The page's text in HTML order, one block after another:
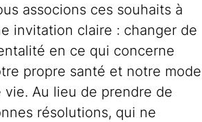
associons ces souhaits à
invitation claire : changer de
en ce qui concerne
propre santé et notre mode
vie. Au lieu de prendre de
résolutions, qui ne